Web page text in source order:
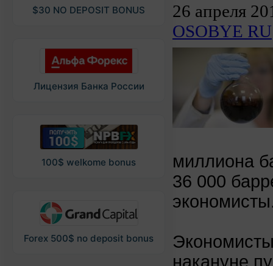
$30 NO DEPOSIT BONUS
Лицензия Банка России
100$ welkome bonus
Forex 500$ no deposit bonus
26 апреля
OSOBYE RU
миллиона
36 000
накануне